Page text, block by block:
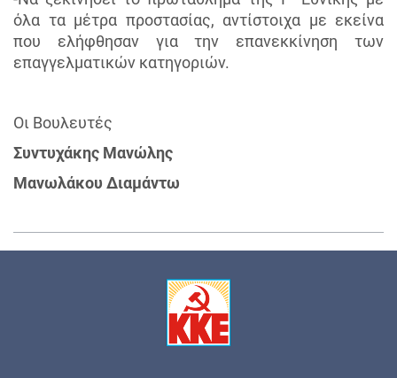
όλα τα μέτρα προστασίας, αντίστοιχα με εκείνα
που ελήφθησαν για την επανεκκίνηση των
επαγγελματικών κατηγοριών.
Οι Βουλευτές
Συντυχάκης Μανώλης
Μανωλάκου Διαμάντω